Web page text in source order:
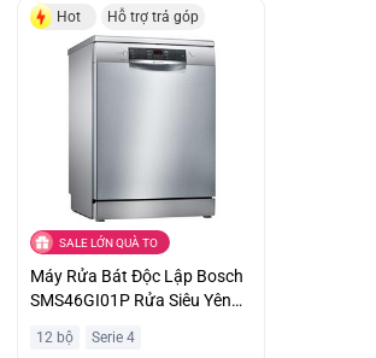
Hot Hỗ trợ trả góp
SALE LỚN QUÀ TO
Máy Rửa Bát Độc Lập Bosch
SMS46GI01P Rửa Siêu Yên
Biệt
12 bộ Serie 4